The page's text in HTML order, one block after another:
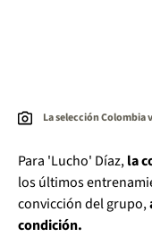
La selección Colombia
Para 'Lucho' Díaz,la
los últimos
convicción del grupo,
condición.